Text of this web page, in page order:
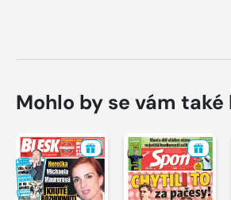
Mohlo by se vám